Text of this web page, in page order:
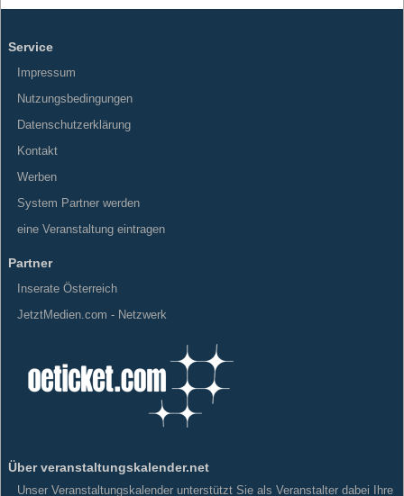
Service
Impressum
Nutzungsbedingungen
Datenschutzerklärung
Kontakt
Werben
System Partner werden
eine Veranstaltung eintragen
Partner
Inserate Österreich
JetztMedien.com - Netzwerk
Über veranstaltungskalender.net
Unser Veranstaltungskalender unterstützt Sie als Veranstalter dabei Ihre